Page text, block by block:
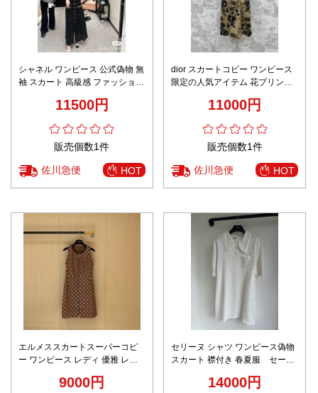
シャネル ワンピース 公式偽物 無
袖 スカート 高級感 ファッション
11500円
販売個数1件
佐川急便 HOT
dior スカートコピー ワンピース
限定の人気アイテム 花プリント
クシー ブラウン11000円
販売個数1件
佐川急便 HOT
エルメススカートスーパーコピ
ー ワンピース レディ 優雅 レザ
9000円
セリーヌ シャツ ワンピース偽物
スカート 襟付き 春夏服 セータ
14000円